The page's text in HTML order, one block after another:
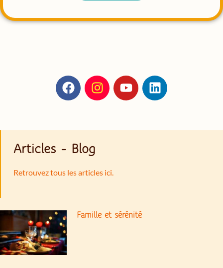
Articles - Blog
Retrouvez tous les articles ici.
Famille et sérénité